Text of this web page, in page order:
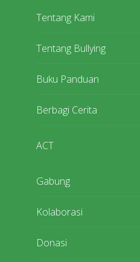
Tentang Kami
Tentang Bullying
Buku Panduan
Berbagi Cerita
ACT
Gabung
Kolaborasi
Donasi